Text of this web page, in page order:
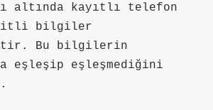
altında kayıtlı telefon
bilgiler
Bu bilgilerin
eşleşip eşleşmediğini